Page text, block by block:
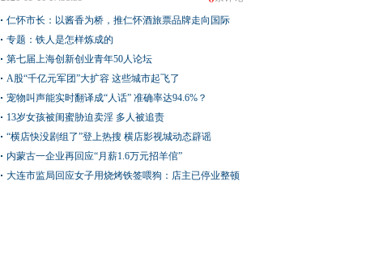
仁怀市长：以酱香为桥，推仁怀酒旅票品牌走向国际
专题：铁人是怎样炼成的
第七届上海创新创业青年50人论坛
A股“千亿元军团”大扩容 这些城市起飞了
宠物叫声能实时翻译成“人话” 准确率达94.6%？
13岁女孩被闺蜜胁迫卖淫 多人被追责
“横店快没剧组了”登上热搜 横店影视城动态辟谣
内蒙古一企业再回应“月薪1.6万元招羊倌”
大连市监局回应女子用烧烤铁签喂狗：店主已停业整顿